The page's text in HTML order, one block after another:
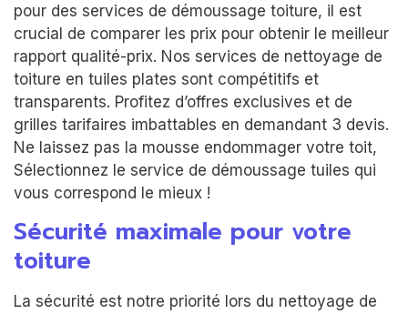
pour des services de démoussage toiture, il est
crucial de comparer les prix pour obtenir le meilleur
rapport qualité-prix. Nos services de nettoyage de
toiture en tuiles plates sont compétitifs et
transparents. Profitez d’offres exclusives et de
grilles tarifaires imbattables en demandant 3 devis.
Ne laissez pas la mousse endommager votre toit,
Sélectionnez le service de démoussage tuiles qui
vous correspond le mieux !
Sécurité maximale pour votre
toiture
La sécurité est notre priorité lors du nettoyage de